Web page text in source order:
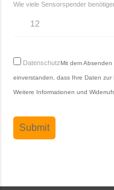
Wie viele Sensorspender
DatenschutzMit dem
einverstanden, dass Ihre Daten zur
Weitere Informationen und